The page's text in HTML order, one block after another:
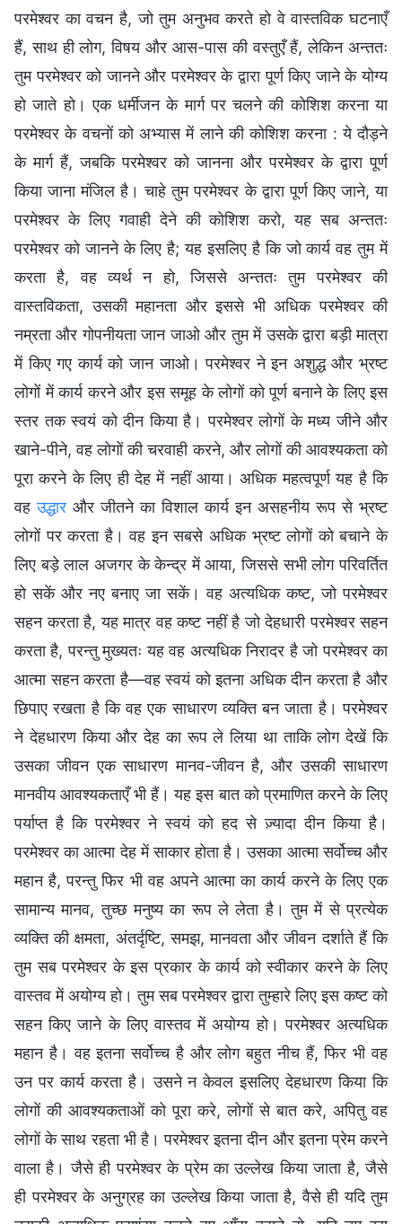
परमेश्वर का वचन है, जो तुम अनुभव करते हो वे वास्तविक घटनाएँ
हैं, साथ ही लोग, विषय और आस-पास की वस्तुएँ हैं, लेकिन अन्ततः
तुम परमेश्वर को जानने और परमेश्वर के द्वारा पूर्ण किए जाने के योग्य
हो जाते हो। एक धर्मीजन के मार्ग पर चलने की कोशिश करना या
परमेश्वर के वचनों को अभ्यास में लाने की कोशिश करना : ये दौड़ने
के मार्ग हैं, जबकि परमेश्वर को जानना और परमेश्वर के द्वारा पूर्ण
किया जाना मंजिल है। चाहे तुम परमेश्वर के द्वारा पूर्ण किए जाने, या
परमेश्वर के लिए गवाही देने की कोशिश करो, यह सब अन्ततः
परमेश्वर को जानने के लिए है; यह इसलिए है कि जो कार्य वह तुम में
करता है, वह व्यर्थ न हो, जिससे अन्ततः तुम परमेश्वर की
वास्तविकता, उसकी महानता और इससे भी अधिक परमेश्वर की
नम्रता और गोपनीयता जान जाओ और तुम में उसके द्वारा बड़ी मात्रा
में किए गए कार्य को जान जाओ। परमेश्वर ने इन अशुद्ध और भ्रष्ट
लोगों में कार्य करने और इस समूह के लोगों को पूर्ण बनाने के लिए इस
स्तर तक स्वयं को दीन किया है। परमेश्वर लोगों के मध्य जीने और
खाने-पीने, वह लोगों की चरवाही करने, और लोगों की आवश्यकता को
पूरा करने के लिए ही देह में नहीं आया। अधिक महत्वपूर्ण यह है कि
वहउद्धार और जीतने का विशाल कार्य इन असहनीय रूप से भ्रष्ट
लोगों पर करता है। वह इन सबसे अधिक भ्रष्ट लोगों को बचाने के
लिए बड़े लाल अजगर के केन्द्र में आया, जिससे सभी लोग परिवर्तित
हो सकें और नए बनाए जा सकें। वह अत्यधिक कष्ट, जो परमेश्वर
सहन करता है, यह मात्र वह कष्ट नहीं है जो देहधारी परमेश्वर सहन
करता है, परन्तु मुख्यतः यह वह अत्यधिक निरादर है जो परमेश्वर का
आत्मा सहन करता है—वह स्वयं को इतना अधिक दीन करता है और
छिपाए रखता है कि वह एक साधारण व्यक्ति बन जाता है। परमेश्वर
ने देहधारण किया और देह का रूप ले लिया था ताकि लोग देखें कि
उसका जीवन एक साधारण मानव-जीवन है, और उसकी साधारण
मानवीय आवश्यकताएँ भी हैं। यह इस बात को प्रमाणित करने के लिए
पर्याप्त है कि परमेश्वर ने स्वयं को हद से ज़्यादा दीन किया है।
परमेश्वर का आत्मा देह में साकार होता है। उसका आत्मा सर्वोच्च और
महान है, परन्तु फिर भी वह अपने आत्मा का कार्य करने के लिए एक
सामान्य मानव, तुच्छ मनुष्य का रूप ले लेता है। तुम में से प्रत्येक
व्यक्ति की क्षमता, अंतर्दृष्टि, समझ, मानवता और जीवन दर्शाते हैं कि
तुम सब परमेश्वर के इस प्रकार के कार्य को स्वीकार करने के लिए
वास्तव में अयोग्य हो। तुम सब परमेश्वर द्वारा तुम्हारे लिए इस कष्ट को
सहन किए जाने के लिए वास्तव में अयोग्य हो। परमेश्वर अत्यधिक
महान है। वह इतना सर्वोच्च है और लोग बहुत नीच हैं, फिर भी वह
उन पर कार्य करता है। उसने न केवल इसलिए देहधारण किया कि
लोगों की आवश्यकताओं को पूरा करे, लोगों से बात करे, अपितु वह
लोगों के साथ रहता भी है। परमेश्वर इतना दीन और इतना प्रेम करने
वाला है। जैसे ही परमेश्वर के प्रेम का उल्लेख किया जाता है, जैसे
ही परमेश्वर के अनुग्रह का उल्लेख किया जाता है, वैसे ही यदि तुम